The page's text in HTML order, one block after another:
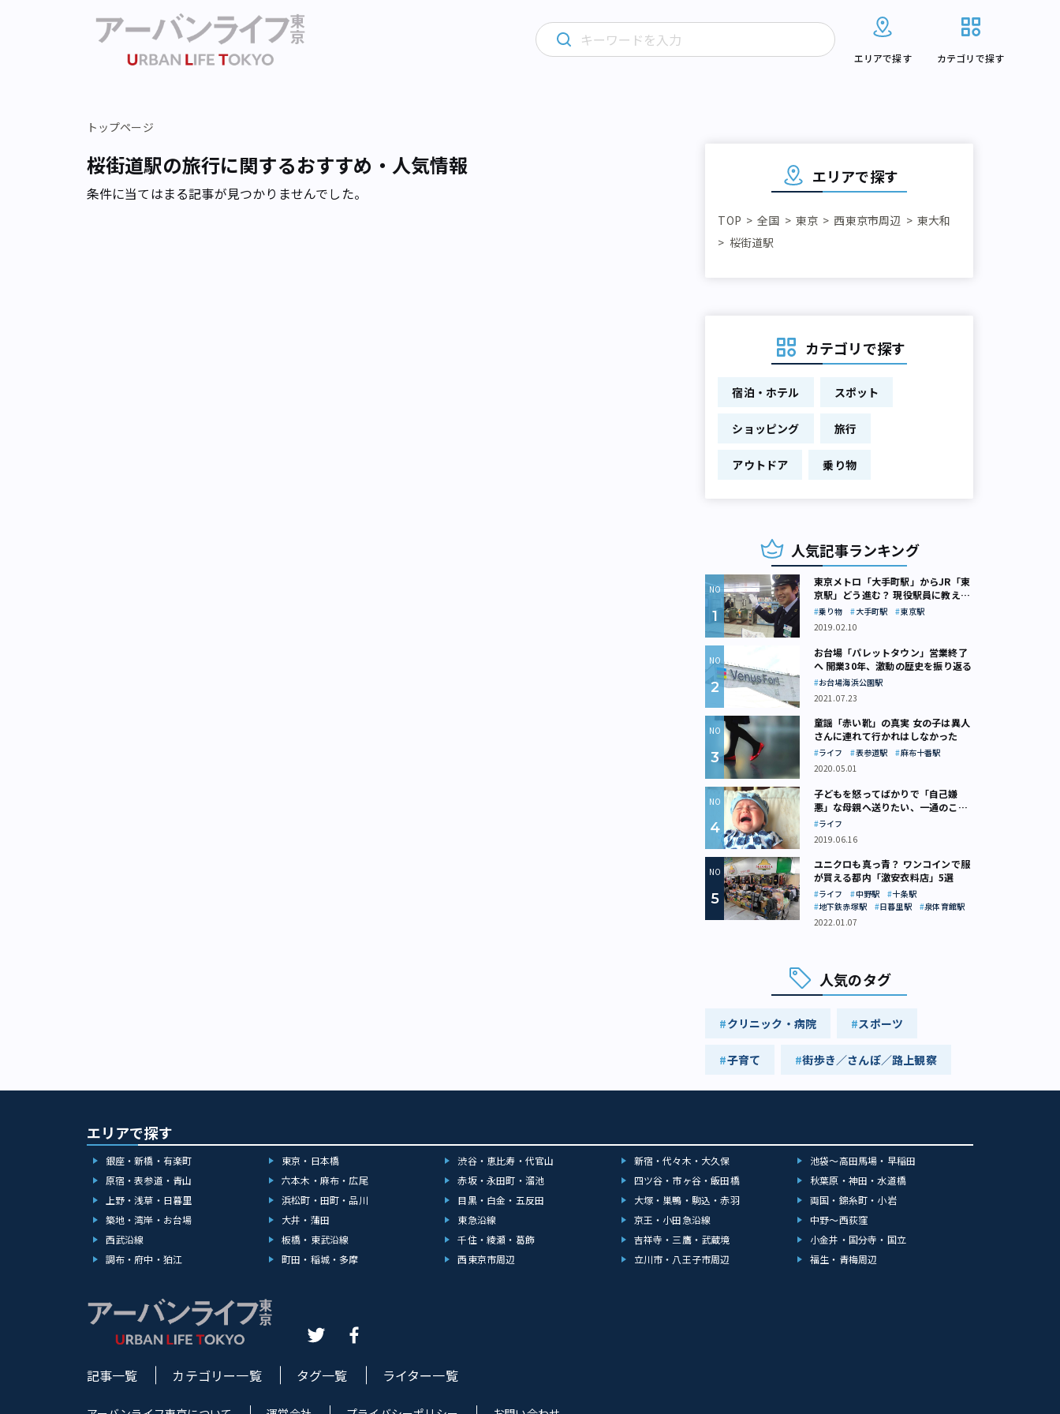
エリアで探す カテゴリで探す
トップページ
桜街道駅の旅行に関するおすすめ・人気情報
条件に当てはまる記事が見つかりませんでした。
エリアで探す
TOP 全国 東京 西東京市周辺
東大和
桜街道駅
カテゴリで探す
宿泊・ホテル スポット
ショッピング 旅行
アウトドア 乗り物
人気記事ランキング
東京メトロ「大手町駅」からJR「東
京駅」どう進む？ 現役駅員に教えて
もらいました
乗り物 大手町駅
東京駅
2019.02.10
お台場「パレットタウン」営業終了
へ 開業30年、激動の歴史を振り返る
お台場海浜公園駅
2021.07.23
童謡「赤い靴」の真実 女の子は異人
さんに連れて行かれはしなかった
ライフ 表参道駅
麻布十番駅
2020.05.01
子どもを怒ってばかりで「自己嫌
悪」な母親へ送りたい、一通のここ
ろの処方箋
ライフ
2019.06.16
ユニクロも真っ青？ ワンコインで服
が買える都内「激安衣料店」5選
ライフ 中野駅
十条駅
地下鉄赤塚駅
日暮里駅
泉体育館駅
2022.01.07
人気のタグ
クリニック・病院 スポーツ
子育て 街歩き／さんぽ／路上観察
エリアで探す
銀座・新橋・有楽町 東京・日本橋 渋谷・恵比寿・代官山 新宿・代々木・大久保
池袋～高田馬場・早稲田
原宿・表参道・青山
六本木・麻布・広尾 赤坂・永田町・溜池 四ツ谷・市ヶ谷・飯田橋
秋葉原・神田・水道橋
上野・浅草・日暮里
浜松町・田町・品川 目黒・白金・五反田 大塚・巣鴨・駒込・赤羽
両国・錦糸町・小岩
築地・湾岸・お台場
大井・蒲田 東急沿線 京王・小田急沿線
中野～西荻窪
西武沿線
板橋・東武沿線 千住・綾瀬・葛飾 吉祥寺・三鷹・武蔵境
小金井・国分寺・国立
調布・府中・狛江
町田・稲城・多摩 西東京市周辺 立川市・八王子市周辺 福生・青梅周辺
記事一覧 カテゴリー一覧 タグ一覧 ライター一覧